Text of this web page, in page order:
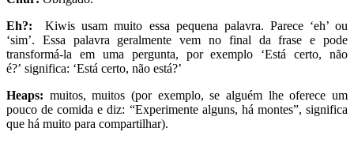
Eh?:
Kiwis usam muito essa pequena palavra. Parece ‘eh’ ou
‘sim’. Essa palavra geralmente vem no final da frase e pode
transformá-la em uma pergunta, por exemplo ‘Está certo, não
é?’ significa: ‘Está certo, não está?’
Heaps: muitos, muitos (por exemplo, se alguém lhe oferece um
pouco de comida e diz: “Experimente alguns, há montes”, significa
que há muito para compartilhar).